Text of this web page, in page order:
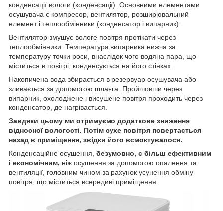
конденсації вологи (конденсації). Основними елементами
осушувача є компресор, вентилятор, розширювальний
елемент і теплообмінники (конденсатор і випарник).
Вентилятор змушує вологе повітря протікати через
теплообмінники. Температура випарника нижча за
температуру точки роси, внаслідок чого водяна пара, що
міститься в повітрі, конденсується на його стінках.
Накопичена вода збирається в резервуар осушувача або
зливається за допомогою шланга. Пройшовши через
випарник, охолоджене і висушене повітря проходить через
конденсатор, де нагрівається.
Завдяки цьому ми отримуємо додаткове зниження
відносної вологості. Потім сухе повітря повертається
назад в приміщення, звідки його всмоктувалося.
Конденсаційне осушення, безумовно, є більш ефективним
і економічним, ніж осушення за допомогою опалення та
вентиляції, головним чином за рахунок усунення обміну
повітря, що міститься всередині приміщення.